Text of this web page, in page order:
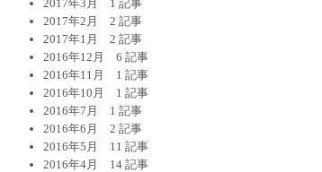
2017年3月 1 記事
2017年2月 2 記事
2017年1月 2 記事
2016年12月 6 記事
2016年11月 1 記事
2016年10月 1 記事
2016年7月 1 記事
2016年6月 2 記事
2016年5月 11 記事
2016年4月 14 記事